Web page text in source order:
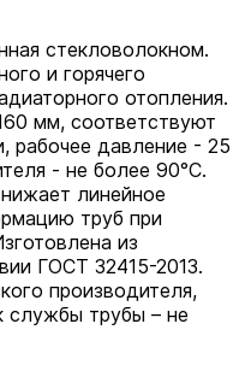
стекловолокном.
и горячего
отопления.
мм, соответствуют
рабочее давление - 25
- не более 90°С.
линейное
труб при
из
ГОСТ 32415-2013.
производителя,
службы трубы – не